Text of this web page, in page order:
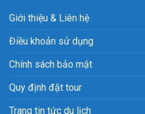
Giới thiệu & Liên hệ
Điều khoản sử dụng
Chính sách bảo mật
Quy định đặt tour
Trang tin tức du lịch